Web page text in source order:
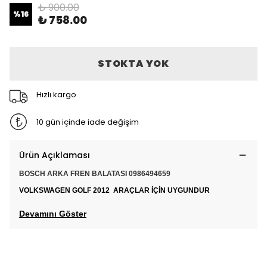
%16 ₺ 900.00
₺ 758.00
STOKTA YOK
Hızlı kargo
10 gün içinde iade değişim
Ürün Açıklaması
BOSCH ARKA FREN BALATASI 0986494659
VOLKSWAGEN GOLF 2012 ARAÇLAR İÇİN UYGUNDUR
Devamını Göster